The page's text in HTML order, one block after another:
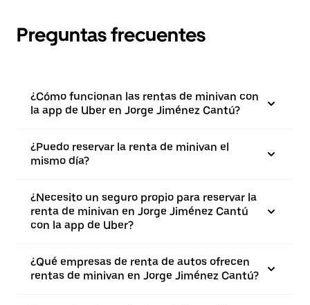
Preguntas frecuentes
¿Cómo funcionan las rentas de minivan con
la app de Uber en Jorge Jiménez Cantú?
¿Puedo reservar la renta de minivan el
mismo día?
¿Necesito un seguro propio para reservar la
renta de minivan en Jorge Jiménez Cantú
con la app de Uber?
¿Qué empresas de renta de autos ofrecen
rentas de minivan en Jorge Jiménez Cantú?